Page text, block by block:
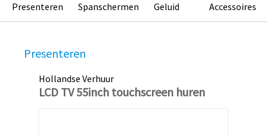
Presenteren Spanschermen Geluid Accessoires
Presenteren
Hollandse Verhuur
LCD TV 55inch touchscreen huren